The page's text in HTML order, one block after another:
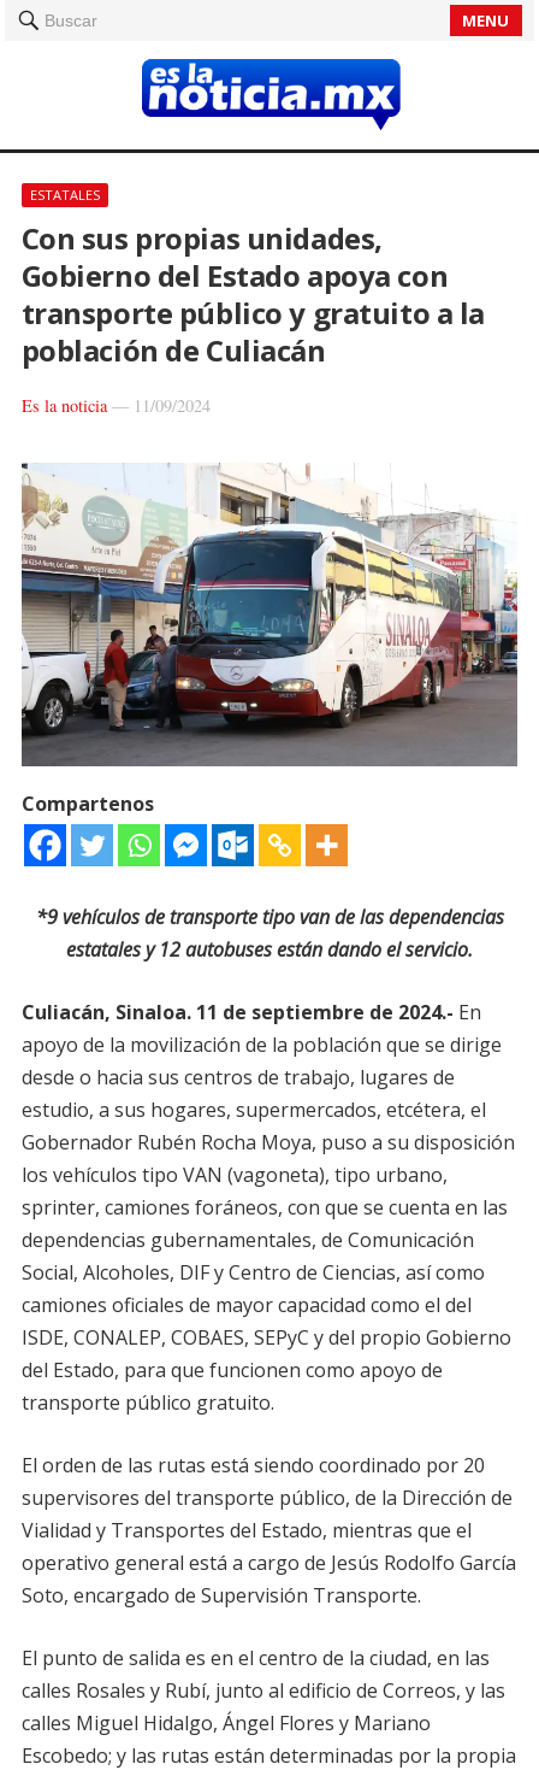
Buscar MENU
ESTATALES
Con sus propias unidades,
Gobierno del Estado apoya con
transporte público y gratuito a la
población de Culiacán
Es la noticia— 11/09/2024
Compartenos
*9 vehículos de transporte tipo van de las dependencias
estatales y 12 autobuses están dando el servicio.
Culiacán, Sinaloa. 11 de septiembre de 2024.- En
apoyo de la movilización de la población que se dirige
desde o hacia sus centros de trabajo, lugares de
estudio, a sus hogares, supermercados, etcétera, el
Gobernador Rubén Rocha Moya, puso a su disposición
los vehículos tipo VAN (vagoneta), tipo urbano,
sprinter, camiones foráneos, con que se cuenta en las
dependencias gubernamentales, de Comunicación
Social, Alcoholes, DIF y Centro de Ciencias, así como
camiones oficiales de mayor capacidad como el del
ISDE, CONALEP, COBAES, SEPyC y del propio Gobierno
del Estado, para que funcionen como apoyo de
transporte público gratuito.
El orden de las rutas está siendo coordinado por 20
supervisores del transporte público, de la Dirección de
Vialidad y Transportes del Estado, mientras que el
operativo general está a cargo de Jesús Rodolfo García
Soto, encargado de Supervisión Transporte.
El punto de salida es en el centro de la ciudad, en las
calles Rosales y Rubí, junto al edificio de Correos, y las
calles Miguel Hidalgo, Ángel Flores y Mariano
Escobedo; y las rutas están determinadas por la propia